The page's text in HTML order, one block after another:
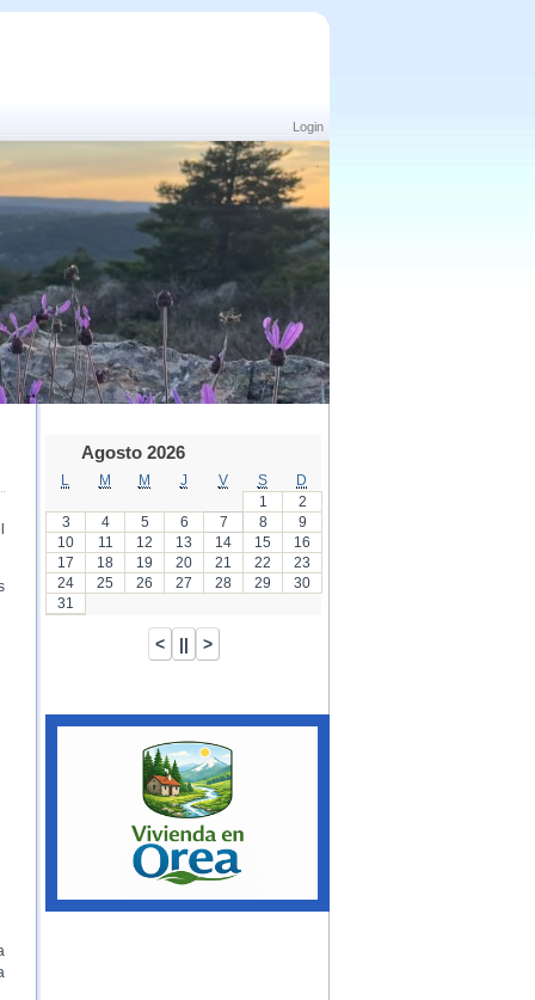
Login
Agosto 2026
M M J V S
D
1
2
3
4 5 6 7 8
9
10
11 12 13 14 15
16
17
18 19 20 21 22
23
24
25 26 27 28 29
30
31